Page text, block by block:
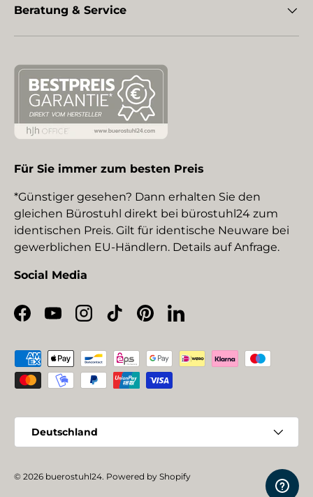
Beratung & Service
Für Sie immer zum besten Preis
*Günstiger gesehen? Dann erhalten Sie den
gleichen Bürostuhl direkt bei bürostuhl24 zum
identischen Preis. Gilt für identische Neuware bei
gewerblichen EU-Händlern. Details auf Anfrage.
Social Media
Facebook
YouTubeInstagram
TikTokPinterestLinkedIn
Zahlungsmethoden
Deutschland
© 2026 buerostuhl24. Powered by Shopify